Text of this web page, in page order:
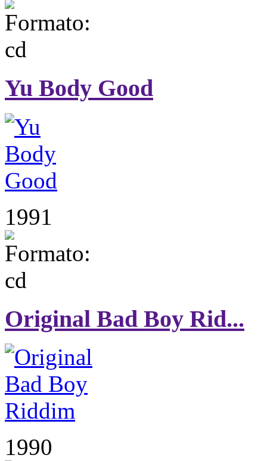
Yu Body Good
1991
Original Bad Boy Rid...
1990